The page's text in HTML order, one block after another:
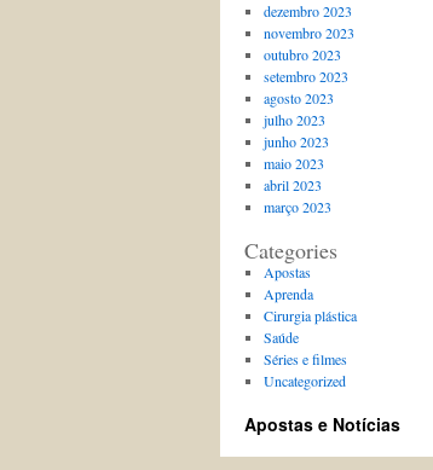
dezembro 2023
novembro 2023
outubro 2023
setembro 2023
agosto 2023
julho 2023
junho 2023
maio 2023
abril 2023
março 2023
Categories
Apostas
Aprenda
Cirurgia plástica
Saúde
Séries e filmes
Uncategorized
Apostas e Notícias